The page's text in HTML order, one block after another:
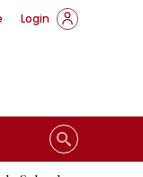
Login